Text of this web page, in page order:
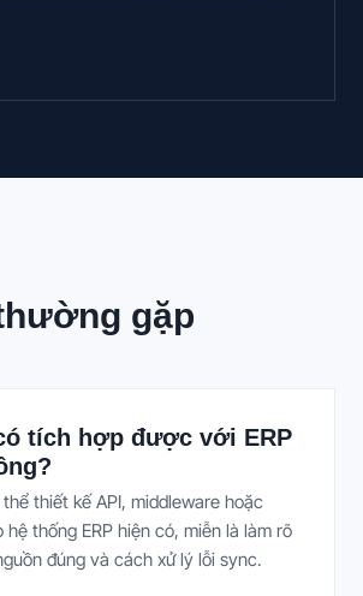
gặp
tích hợp được với ERP
thiết kế API, middleware hoặc
thống ERP hiện có, miễn là làm rõ
đúng và cách xử lý lỗi sync.